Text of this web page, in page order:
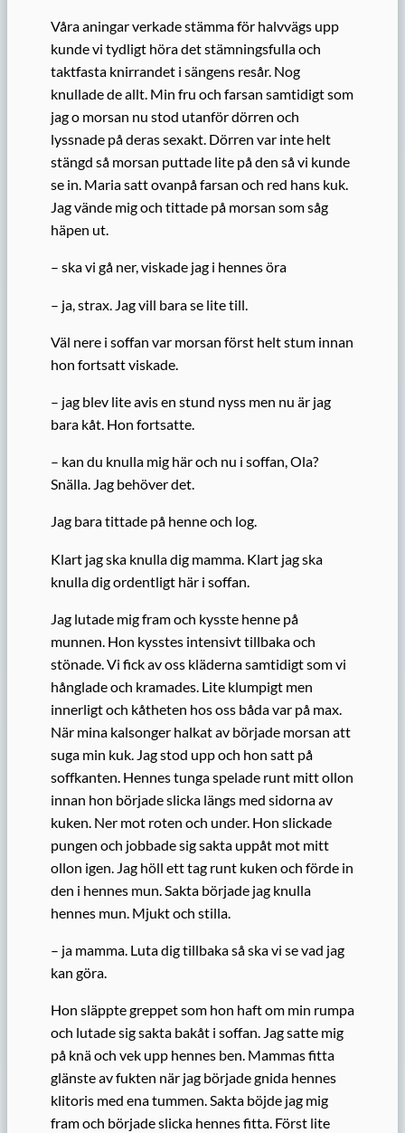
Våra aningar verkade stämma för halvvägs upp
kunde vi tydligt höra det stämningsfulla och
taktfasta knirrandet i sängens resår. Nog
knullade de allt. Min fru och farsan samtidigt som
jag o morsan nu stod utanför dörren och
lyssnade på deras sexakt. Dörren var inte helt
stängd så morsan puttade lite på den så vi kunde
se in. Maria satt ovanpå farsan och red hans kuk.
Jag vände mig och tittade på morsan som såg
häpen ut.
– ska vi gå ner, viskade jag i hennes öra
– ja, strax. Jag vill bara se lite till.
Väl nere i soffan var morsan först helt stum innan
hon fortsatt viskade.
– jag blev lite avis en stund nyss men nu är jag
bara kåt. Hon fortsatte.
– kan du knulla mig här och nu i soffan, Ola?
Snälla. Jag behöver det.
Jag bara tittade på henne och log.
Klart jag ska knulla dig mamma. Klart jag ska
knulla dig ordentligt här i soffan.
Jag lutade mig fram och kysste henne på
munnen. Hon kysstes intensivt tillbaka och
stönade. Vi fick av oss kläderna samtidigt som vi
hånglade och kramades. Lite klumpigt men
innerligt och kåtheten hos oss båda var på max.
När mina kalsonger halkat av började morsan att
suga min kuk. Jag stod upp och hon satt på
soffkanten. Hennes tunga spelade runt mitt ollon
innan hon började slicka längs med sidorna av
kuken. Ner mot roten och under. Hon slickade
pungen och jobbade sig sakta uppåt mot mitt
ollon igen. Jag höll ett tag runt kuken och förde in
den i hennes mun. Sakta började jag knulla
hennes mun. Mjukt och stilla.
– ja mamma. Luta dig tillbaka så ska vi se vad jag
kan göra.
Hon släppte greppet som hon haft om min rumpa
och lutade sig sakta bakåt i soffan. Jag satte mig
på knä och vek upp hennes ben. Mammas fitta
glänste av fukten när jag började gnida hennes
klitoris med ena tummen. Sakta böjde jag mig
fram och började slicka hennes fitta. Först lite